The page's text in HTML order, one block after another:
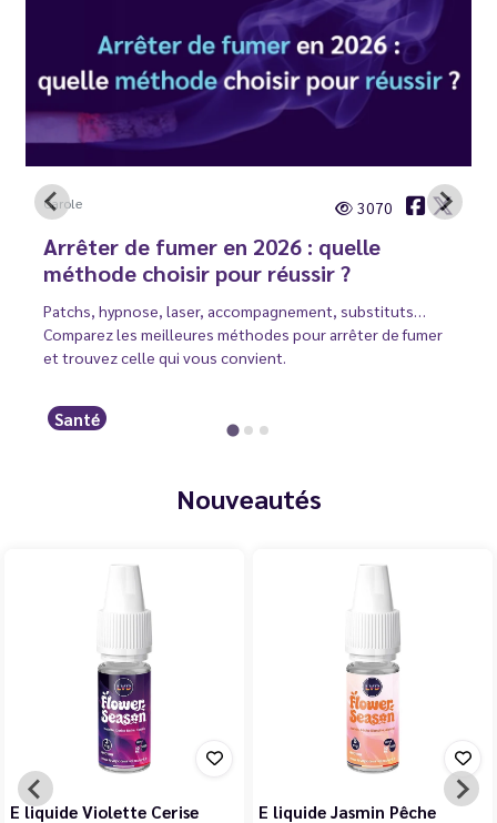
Carole 3070
Arrêter de fumer en 2026 : quelle
méthode choisir pour réussir ?
Patchs, hypnose, laser, accompagnement, substituts…
Comparez les meilleures méthodes pour arrêter de fumer
et trouvez celle qui vous convient.
Santé
Nouveautés
E liquide Violette Cerise
E liquide Jasmin Pêche